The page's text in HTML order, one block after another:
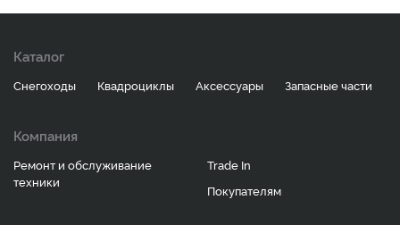
Каталог
Снегоходы Квадроциклы Аксессуары Запасные части
Компания
Ремонт и обслуживание
техники
Trade In
Покупателям